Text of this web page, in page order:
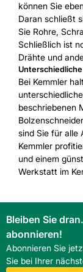
können Sie
Daran schließt
Sie Rohre,
Schließlich ist
Drähte und
Bei Kemmler
beschriebenen
sind Sie für alle
Kemmler
und einem
Werkstatt im
Bleiben Sie
abonnieren!
Abonnieren Sie
Sie bei Ihrer